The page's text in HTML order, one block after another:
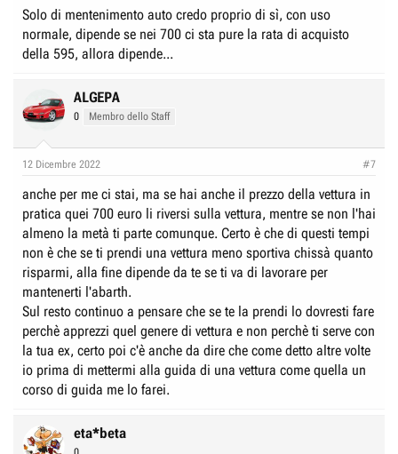
Solo di mentenimento auto credo proprio di sì, con uso
normale, dipende se nei 700 ci sta pure la rata di acquisto
della 595, allora dipende...
ALGEPA
0 Membro dello Staff
12 Dicembre 2022 #7
anche per me ci stai, ma se hai anche il prezzo della vettura in
pratica quei 700 euro li riversi sulla vettura, mentre se non l'hai
almeno la metà ti parte comunque. Certo è che di questi tempi
non è che se ti prendi una vettura meno sportiva chissà quanto
risparmi, alla fine dipende da te se ti va di lavorare per
mantenerti l'abarth.
Sul resto continuo a pensare che se te la prendi lo dovresti fare
perchè apprezzi quel genere di vettura e non perchè ti serve con
la tua ex, certo poi c'è anche da dire che come detto altre volte
io prima di mettermi alla guida di una vettura come quella un
corso di guida me lo farei.
eta*beta